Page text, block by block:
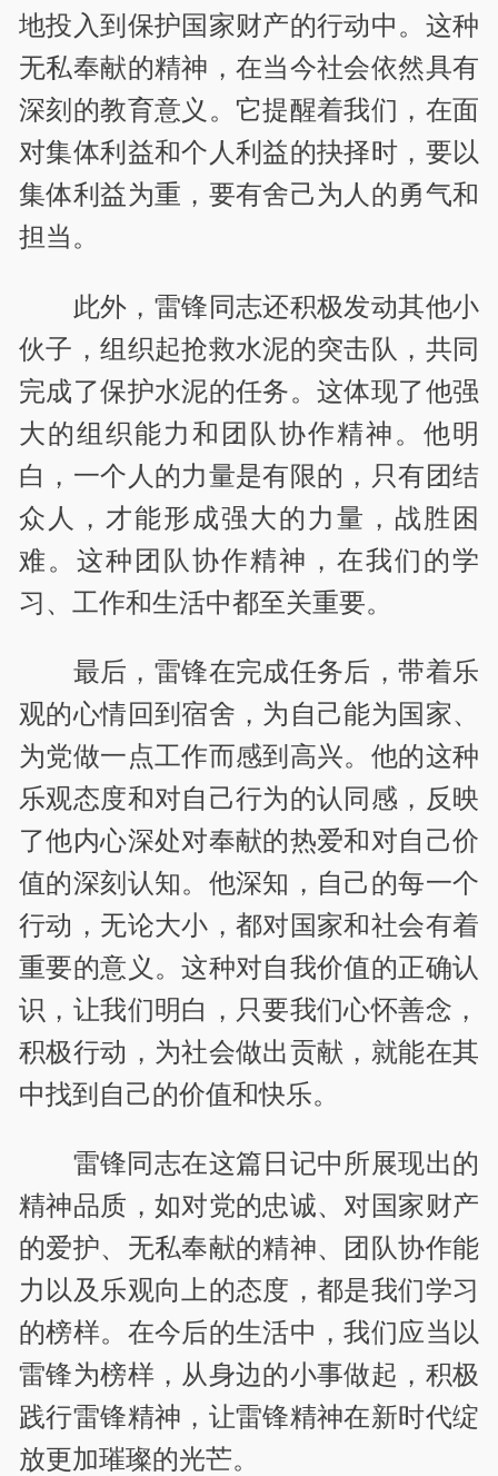
地投入到保护国家财产的行动中。这种
无私奉献的精神，在当今社会依然具有
深刻的教育意义。它提醒着我们，在面
对集体利益和个人利益的抉择时，要以
集体利益为重，要有舍己为人的勇气和
担当。
此外，雷锋同志还积极发动其他小
伙子，组织起抢救水泥的突击队，共同
完成了保护水泥的任务。这体现了他强
大的组织能力和团队协作精神。他明
白，一个人的力量是有限的，只有团结
众人，才能形成强大的力量，战胜困
难。这种团队协作精神，在我们的学
习、工作和生活中都至关重要。
最后，雷锋在完成任务后，带着乐
观的心情回到宿舍，为自己能为国家、
为党做一点工作而感到高兴。他的这种
乐观态度和对自己行为的认同感，反映
了他内心深处对奉献的热爱和对自己价
值的深刻认知。他深知，自己的每一个
行动，无论大小，都对国家和社会有着
重要的意义。这种对自我价值的正确认
识，让我们明白，只要我们心怀善念，
积极行动，为社会做出贡献，就能在其
中找到自己的价值和快乐。
雷锋同志在这篇日记中所展现出的
精神品质，如对党的忠诚、对国家财产
的爱护、无私奉献的精神、团队协作能
力以及乐观向上的态度，都是我们学习
的榜样。在今后的生活中，我们应当以
雷锋为榜样，从身边的小事做起，积极
践行雷锋精神，让雷锋精神在新时代绽
放更加璀璨的光芒。